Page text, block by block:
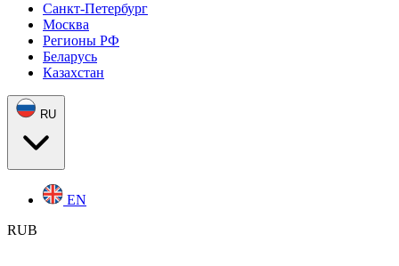
Санкт-Петербург
Москва
Регионы РФ
Беларусь
Казахстан
RU
EN
RUB